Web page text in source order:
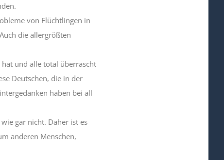
von Flüchtlingen in
die allergrößten
und alle total überrascht
Deutschen, die in der
haben bei all
gar nicht. Daher ist es
anderen Menschen,